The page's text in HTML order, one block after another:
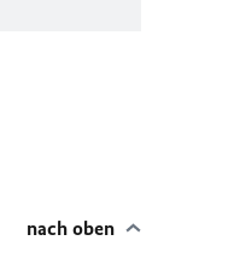
nach oben